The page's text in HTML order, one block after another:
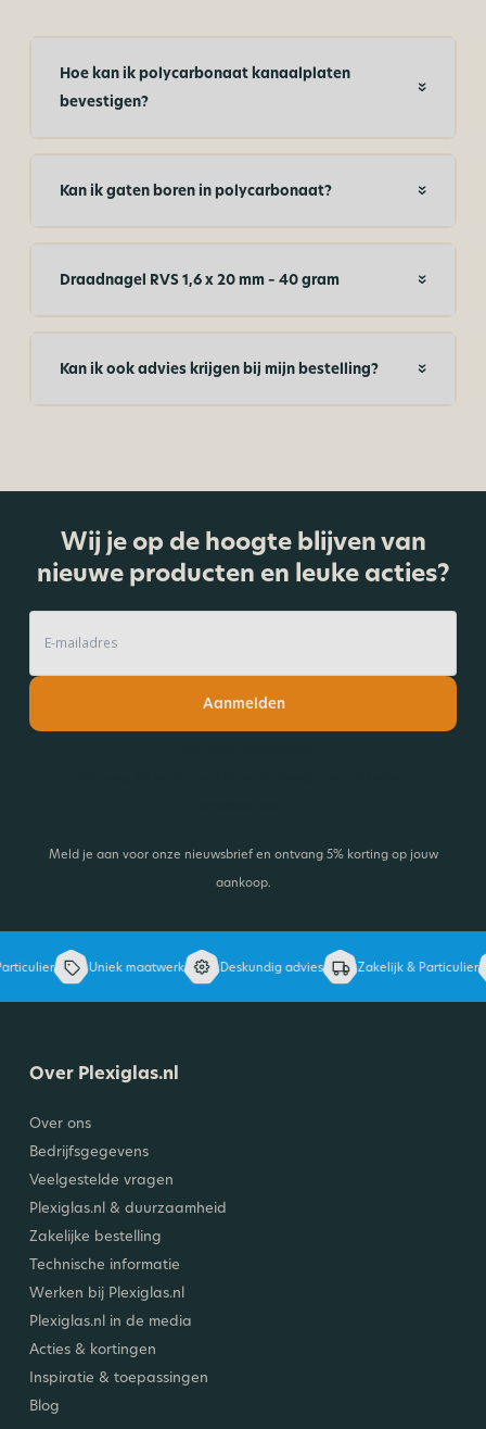
Hoe kan ik polycarbonaat kanaalplaten
bevestigen?
Kan ik gaten boren in polycarbonaat?
Draadnagel RVS 1,6 x 20 mm – 40 gram
Kan ik ook advies krijgen bij mijn bestelling?
Wij je op de hoogte blijven van
nieuwe producten en leuke acties?
Aanmelden
Meld je aan voor onze nieuwsbrief en ontvang 5% korting op jouw
aankoop.
Uniek maatwerk Deskundig advies Zakelijk & Particulier
Over Plexiglas.nl
Over ons
Bedrijfsgegevens
Veelgestelde vragen
Plexiglas.nl & duurzaamheid
Zakelijke bestelling
Technische informatie
Werken bij Plexiglas.nl
Plexiglas.nl in de media
Acties & kortingen
Inspiratie & toepassingen
Blog